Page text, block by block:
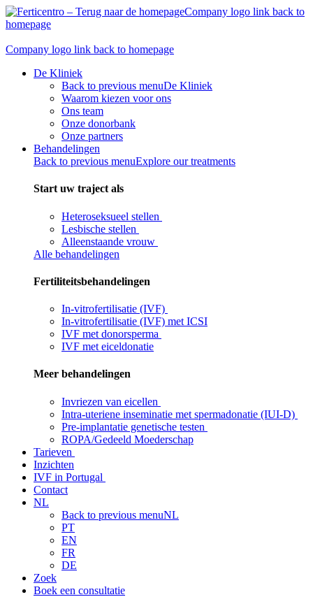
Skip
to
Company logo link back to
homepage
Company logo link back to homepage
De Kliniek
Back to previous menuDe Kliniek
Waarom kiezen voor ons
Ons team
Onze donorbank​
Onze partners
Behandelingen
Back to previous menuExplore our treatments
Start uw traject als
Heteroseksueel stellen
Lesbische stellen
Alleenstaande vrouw
Alle behandelingen
Fertiliteitsbehandelingen
In-vitrofertilisatie (IVF)
In-vitrofertilisatie (IVF) met ICSI
IVF met donorsperma
IVF met eiceldonatie
Meer behandelingen
Invriezen van eicellen
Intra-uteriene inseminatie met spermadonatie (IUI-D)
Pre-implantatie genetische testen
ROPA/Gedeeld Moederschap
Tarieven
Inzichten
IVF in Portugal
Contact
NL
Back to previous menuNL
PT
EN
FR
DE
Zoek
Boek een consultatie